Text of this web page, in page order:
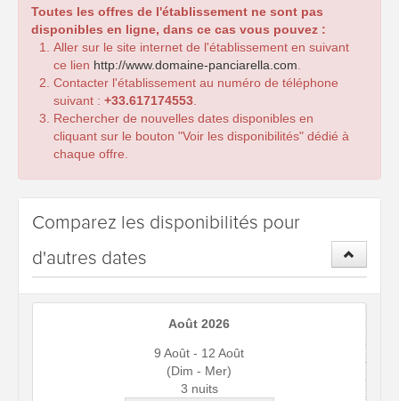
Toutes les offres de l'établissement ne sont pas
disponibles en ligne, dans ce cas vous pouvez :
Aller sur le site internet de l'établissement en suivant
ce lien http://www.domaine-panciarella.com
Contacter l'établissement au numéro de téléphone
suivant : +33.617174553
Rechercher de nouvelles dates disponibles en
cliquant sur le bouton "Voir les disponibilités" dédié à
chaque offre.
Comparez les disponibilités pour
d'autres dates
Août 2026
9 Août - 12 Août
(Dim - Mer)
3 nuits